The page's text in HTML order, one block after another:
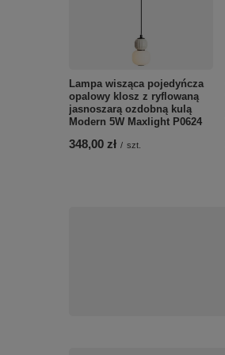
Lampa wisząca pojedyńcza
opalowy klosz z ryflowaną
jasnoszarą ozdobną kulą
Modern 5W Maxlight P0624
348,00 zł / szt.